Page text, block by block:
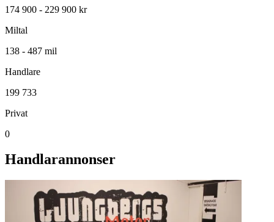
174 900 - 229 900 kr
Miltal
138 - 487 mil
Handlare
199 733
Privat
0
Handlarannonser